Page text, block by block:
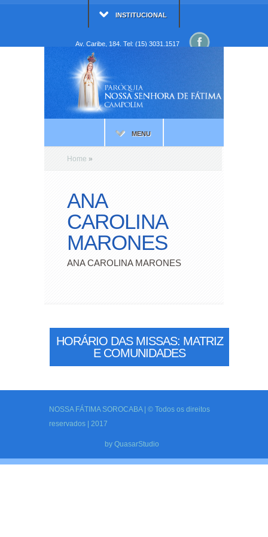
INSTITUCIONAL
Av. Caribe, 184. Tel: (15) 3031.1517
MENU
Home »
ANA
CAROLINA
MARONES
ANA CAROLINA MARONES
HORÁRIO DAS MISSAS: MATRIZ
E COMUNIDADES
NOSSA FÁTIMA SOROCABA | © Todos os direitos
reservados | 2017
by QuasarStudio